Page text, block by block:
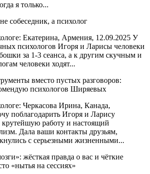
я только...
собеседник, а психолог
Екатерина, Армения, 12.09.2025 У
психологов Игоря и Ларисы человеки
за 1-3 сеанса, а к другим скучным и
человеки ходят...
вместо пустых разговоров:
психологов Ширяевых
Черкасова Ирина, Канада,
поблагодарить Игоря и Ларису
работу и настоящий
Дала ваши контакты друзьям,
с серьезными жизненными...
жёсткая правда о вас и чёткие
«нытья на сессиях»